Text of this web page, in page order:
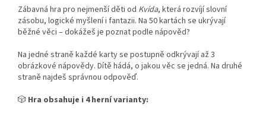
Zábavná hra pro nejmenší děti od Kvída, která rozvíjí slovní
zásobu, logické myšlení i fantazii. Na 50 kartách se ukrývají
běžné věci – dokážeš je poznat podle nápověd?
Na jedné straně každé karty se postupně odkrývají až 3
obrázkové nápovědy. Dítě hádá, o jakou věc se jedná. Na druhé
straně najdeš správnou odpověď.
🎲 Hra obsahuje i 4 herní varianty: